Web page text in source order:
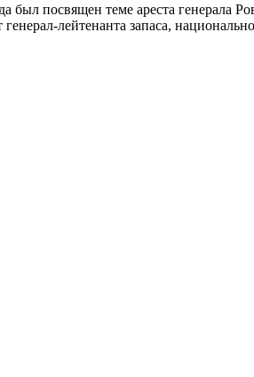
посвящен теме ареста генерала
лейтенанта запаса,